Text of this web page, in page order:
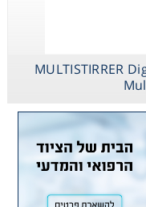
MULTISTIRRER